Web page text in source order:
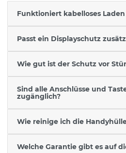
Funktioniert kabelloses
Passt ein Displayschutz
Wie gut ist der Schutz vor
Sind alle Anschlüsse und
zugänglich?
Wie reinige ich die
Welche Garantie gibt es auf